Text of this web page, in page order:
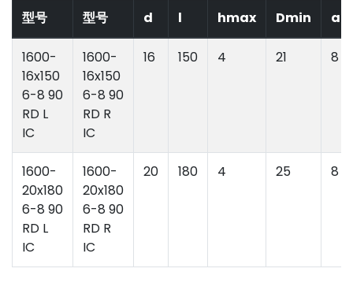
型号 型号 d l hmax Dmin a
1600-
16x150
6-8 90
RD L
IC
1600-
16x150
6-8 90
RD R
IC
16 150 4 21 8
1600-
20x180
6-8 90
RD L
IC
1600-
20x180
6-8 90
RD R
IC
20 180 4 25 8